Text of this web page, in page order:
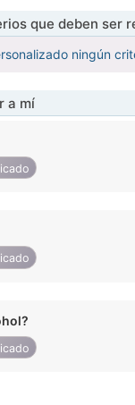
que deben ser
ningún
a mí